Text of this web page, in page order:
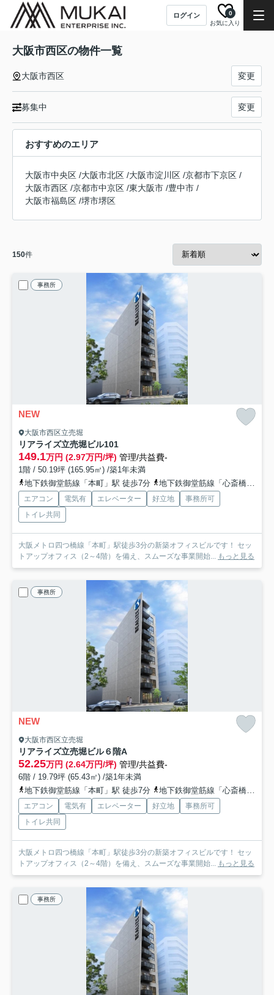
ログイン
お気に入り
0
大阪市西区の物件一覧
大阪市西区 変更
募集中 変更
おすすめのエリア
大阪市中央区 /大阪市北区 /大阪市淀川区 /京都市下京区 /
大阪市西区 /京都市中京区 /東大阪市 /豊中市 /
大阪市福島区 /堺市堺区
150件
事務所
NEW
大阪市西区立売堀
リアライズ立売堀ビル101
149.1万円 (2.97万円/坪) 管理/共益費-
1階 / 50.19坪 (165.95㎡) /築1年未満
地下鉄御堂筋線「本町」駅 徒歩7分
地下鉄御堂筋線「心斎橋」駅 徒歩11分
エアコン 電気有 エレベーター 好立地
事務所可
トイレ共同
大阪メトロ四つ橋線「本町」駅徒歩3分の新築オフィスビルです！ セッ
トアップオフィス（2～4階）を備え、スムーズな事業開始... もっと見る
事務所
NEW
大阪市西区立売堀
リアライズ立売堀ビル６階A
52.25万円 (2.64万円/坪) 管理/共益費-
6階 / 19.79坪 (65.43㎡) /築1年未満
地下鉄御堂筋線「本町」駅 徒歩7分
地下鉄御堂筋線「心斎橋」駅 徒歩11分
エアコン 電気有 エレベーター 好立地
事務所可
トイレ共同
大阪メトロ四つ橋線「本町」駅徒歩3分の新築オフィスビルです！ セッ
トアップオフィス（2～4階）を備え、スムーズな事業開始... もっと見る
事務所